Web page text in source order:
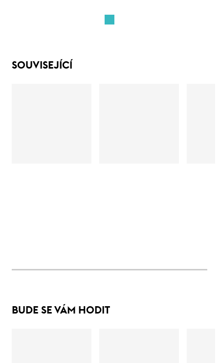
SOUVISEJÍCÍ
BUDE SE VÁM HODIT